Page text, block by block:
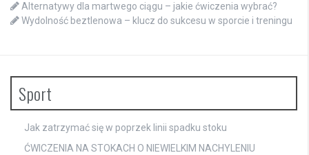
Alternatywy dla martwego ciągu – jakie ćwiczenia wybrać?
Wydolność beztlenowa – klucz do sukcesu w sporcie i treningu
Sport
Jak zatrzymać się w poprzek linii spadku stoku
ĆWICZENIA NA STOKACH O NIEWIELKIM NACHYLENIU